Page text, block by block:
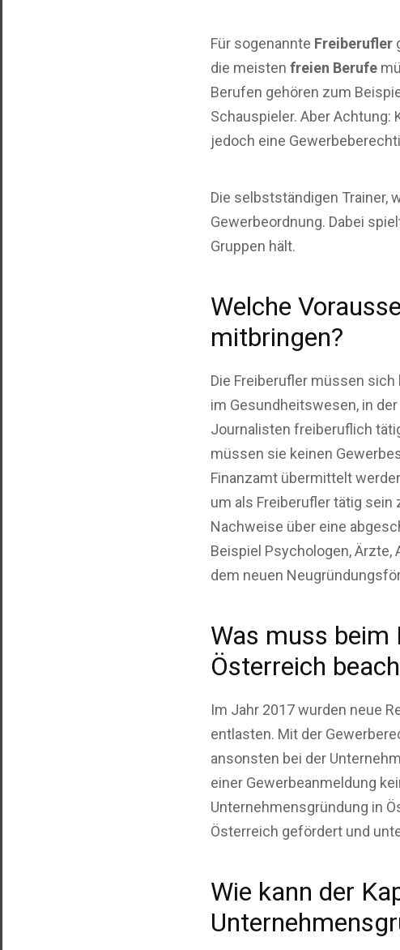
Für sogenannte Freiberufler
die meistenfreien Berufe
Berufen gehören zum
Schauspieler. Aber
jedoch eine
Die selbstständigen Trainer,
Gewerbeordnung. Dabei
Gruppen hält.
Welche
mitbringen?
Die Freiberufler müssen
im Gesundheitswesen, in
Journalisten freiberuflich
müssen sie keinen
Finanzamt übermittelt
um als Freiberufler tätig
Nachweise über eine
Beispiel Psychologen, Ärzte,
dem neuen
Was muss
Österreich
Im Jahr 2017 wurden neue
entlasten. Mit der
ansonsten bei der
einer Gewerbeanmeldung
Unternehmensgründung in
Österreich gefördert und
Wie kann der